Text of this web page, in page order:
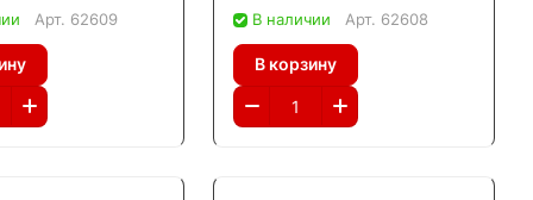
(12262-50-
Арт. 62609
Профессионал (12262-50-
10)
В наличии Арт. 62608
В корзину